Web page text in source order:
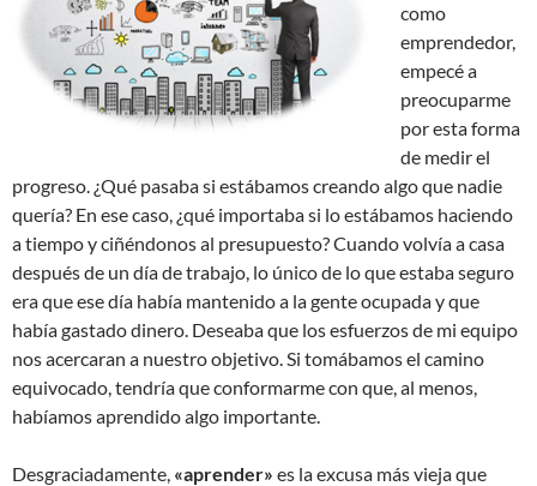
como
emprendedor,
empecé a
preocuparme
por esta forma
de medir el
progreso. ¿Qué pasaba si estábamos creando algo que nadie
quería? En ese caso, ¿qué importaba si lo estábamos haciendo
a tiempo y ciñéndonos al presupuesto? Cuando volvía a casa
después de un día de trabajo, lo único de lo que estaba seguro
era que ese día había mantenido a la gente ocupada y que
había gastado dinero. Deseaba que los esfuerzos de mi equipo
nos acercaran a nuestro objetivo. Si tomábamos el camino
equivocado, tendría que conformarme con que, al menos,
habíamos aprendido algo importante.
Desgraciadamente, «aprender» es la excusa más vieja que